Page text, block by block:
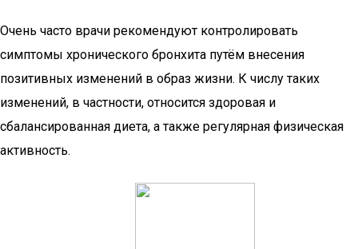
Очень часто врачи рекомендуют контролировать
симптомы хронического бронхита путём внесения
позитивных изменений в образ жизни. К числу таких
изменений, в частности, относится здоровая и
сбалансированная диета, а также регулярная физическая
активность.